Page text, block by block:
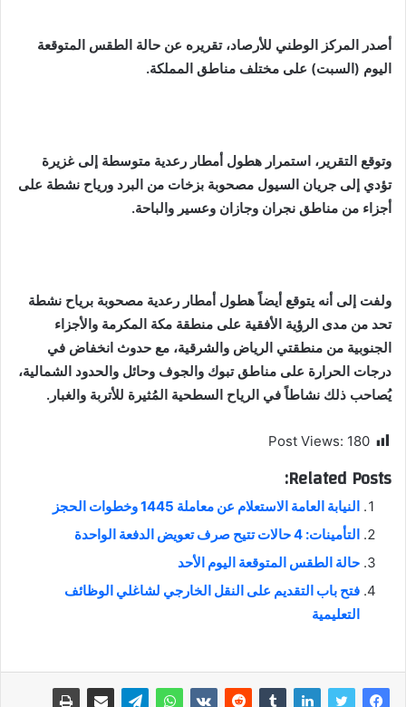
أصدر المركز الوطني للأرصاد، تقريره عن حالة الطقس المتوقعة
اليوم (السبت) على مختلف مناطق المملكة.
وتوقع التقرير، استمرار هطول أمطار رعدية متوسطة إلى غزيرة
تؤدي إلى جريان السيول مصحوبة بزخات من البرد ورياح نشطة على
أجزاء من مناطق نجران وجازان وعسير والباحة.
ولفت إلى أنه يتوقع أيضاً هطول أمطار رعدية مصحوبة برياح نشطة
تحد من مدى الرؤية الأفقية على منطقة مكة المكرمة والأجزاء
الجنوبية من منطقتي الرياض والشرقية، مع حدوث انخفاض في
درجات الحرارة على مناطق تبوك والجوف وحائل والحدود الشمالية،
يُصاحب ذلك نشاطاً في الرياح السطحية المُثيرة للأتربة والغبار.
Post Views: 180
Related Posts:
النيابة العامة الاستعلام عن معاملة 1445 وخطوات الحجز
التأمينات: 4 حالات تتيح صرف تعويض الدفعة الواحدة
حالة الطقس المتوقعة اليوم الأحد
فتح باب التقديم على النقل الخارجي لشاغلي الوظائف
التعليمية